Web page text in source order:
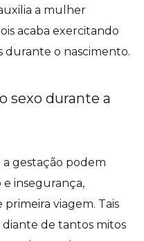
a mulher
acaba exercitando
durante o nascimento.
sexo durante a
a gestação podem
insegurança,
viagem. Tais
de tantos mitos